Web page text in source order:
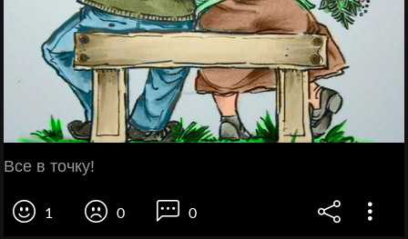
Все в точку!
1 0 0